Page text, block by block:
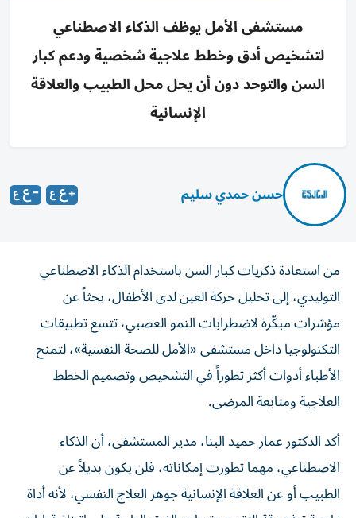
مستشفى الأمل يوظف الذكاء الاصطناعي
لتشخيص أدق وخطط علاجية شخصية ودعم كبار
السن والتوحد دون أن يحل محل الطبيب والعلاقة
الإنسانية
حسن حمدي سليم
من استعادة ذكريات كبار السن باستخدام الذكاء الاصطناعي
التوليدي، إلى تحليل حركة العين لدى الأطفال، بحثاً عن
مؤشرات مبكّرة لاضطرابات النمو العصبي، تتسع تطبيقات
التكنولوجيا داخل مستشفى «الأمل للصحة النفسية»، لتمنح
الأطباء أدوات أكثر تطوراً في التشخيص وتصميم الخطط
العلاجية ومتابعة المرضى.
أكد الدكتور عمار حميد البنا، مدير المستشفى، أن الذكاء
الاصطناعي، مهما تطورت إمكاناته، فلن يكون بديلاً عن
الطبيب أو عن العلاقة الإنسانية جوهر العلاج النفسي، لأنه أداة